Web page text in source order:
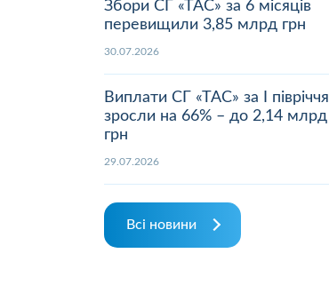
Збори СГ «ТАС» за 6 місяців
перевищили 3,85 млрд грн
30.07.2026
Виплати СГ «ТАС» за І півріччя
зросли на 66% – до 2,14 млрд
грн
29.07.2026
Всі новини